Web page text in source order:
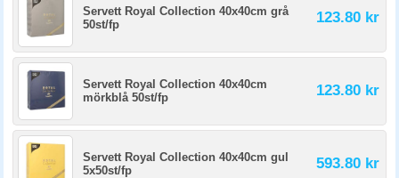
Servett Royal Collection 40x40cm grå
50st/fp
123.80 kr
Servett Royal Collection 40x40cm
mörkblå 50st/fp
123.80 kr
Servett Royal Collection 40x40cm gul
5x50st/fp
593.80 kr